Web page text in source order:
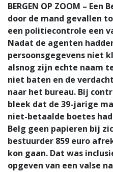
BERGEN OP ZOOM –
door de mand gevallen
een politiecontrole een
Nadat de agenten
persoonsgegevens niet
alsnog zijn echte naam
niet baten en de
naar het bureau. Bij
bleek dat de 39-jarige
niet-betaalde boetes
Belg geen papieren bij
bestuurder 859 euro
kon gaan. Dat was
opgeven van een valse